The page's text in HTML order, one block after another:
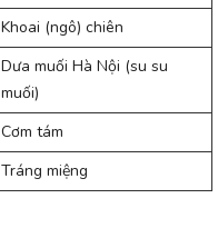
Khoai (ngô) chiên
Dưa muối Hà Nội (su su
muối)
Cơm tám
Tráng miệng